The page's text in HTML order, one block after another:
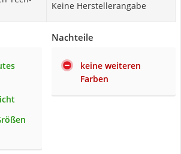
Keine Herstellerangabe
Nachteile
keine weiteren
Farben